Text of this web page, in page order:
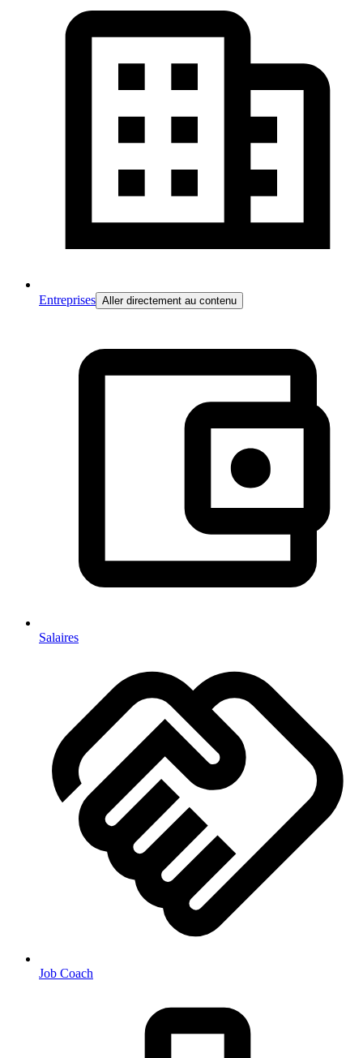
Entreprises Aller directement au contenu
Salaires
Job Coach